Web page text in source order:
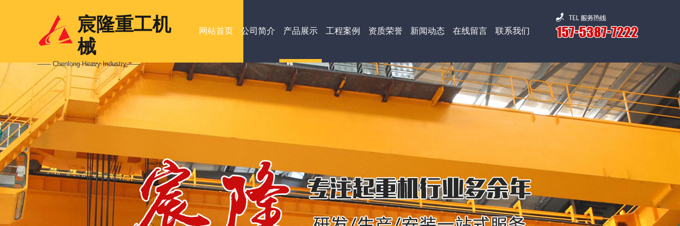
宸隆重工机
械
—— Chenlong Heavy Industry——
网站首页 公司简介 产品展示 工程案例 资质荣誉 新闻动态 在线留言 联系我们